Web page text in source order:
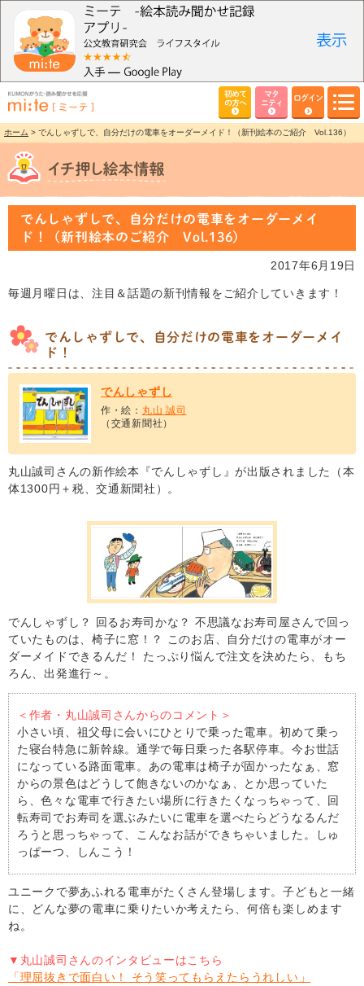
初めて
の方へ
マタ
ニティ
ログイン
ホーム > でんしゃずしで、自分だけの電車をオーダーメイド！（新刊絵本のご紹介 Vol.136）
でんしゃずしで、自分だけの電車をオーダーメイ
ド！（新刊絵本のご紹介 Vol.136）
2017年6月19日
毎週月曜日は、注目＆話題の新刊情報をご紹介していきます！
でんしゃずしで、自分だけの電車をオーダーメイ
ド！
でんしゃずし
作・絵： 丸山 誠司
（交通新聞社）
丸山誠司さんの新作絵本『でんしゃずし』が出版されました（本
体1300円＋税、交通新聞社）。
でんしゃずし？ 回るお寿司かな？ 不思議なお寿司屋さんで回っ
ていたものは、椅子に窓！？ このお店、自分だけの電車がオー
ダーメイドできるんだ！ たっぷり悩んで注文を決めたら、もち
ろん、出発進行～。
＜作者・丸山誠司さんからのコメント＞
小さい頃、祖父母に会いにひとりで乗った電車。初めて乗っ
た寝台特急に新幹線。通学で毎日乗った各駅停車。今お世話
になっている路面電車。あの電車は椅子が固かったなぁ、窓
からの景色はどうして飽きないのかなぁ、とか思っていた
ら、色々な電車で行きたい場所に行きたくなっちゃって、回
転寿司でお寿司を選ぶみたいに電車を選べたらどうなるんだ
ろうと思っちゃって、こんなお話ができちゃいました。しゅ
っぱーつ、しんこう！
ユニークで夢あふれる電車がたくさん登場します。子どもと一緒
に、どんな夢の電車に乗りたいか考えたら、何倍も楽しめます
ね。
▼丸山誠司さんのインタビューはこちら
「理屈抜きで面白い！ そう笑ってもらえたらうれしい」